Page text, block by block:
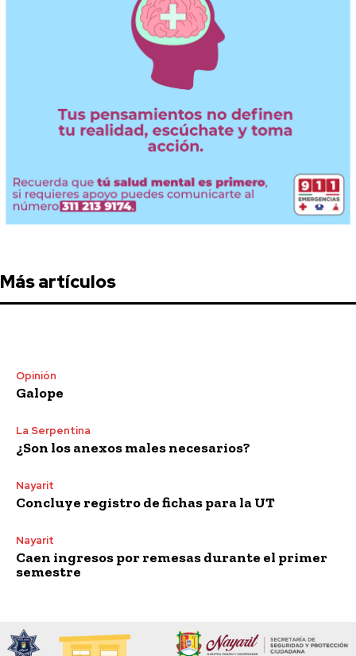
Más artículos
Opinión
Galope
La Serpentina
¿Son los anexos males necesarios?
Nayarit
Concluye registro de fichas para la UT
Nayarit
Caen ingresos por remesas durante el primer
semestre